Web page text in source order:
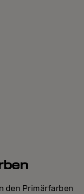
den Primärfarben